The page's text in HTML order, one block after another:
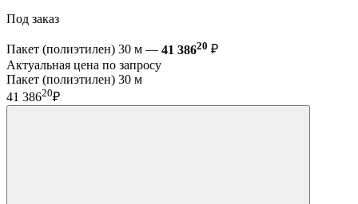
Под заказ
Пакет (полиэтилен) 30 м — 41 38620 ₽
Актуальная цена по запросу
Пакет (полиэтилен) 30 м
41 38620₽